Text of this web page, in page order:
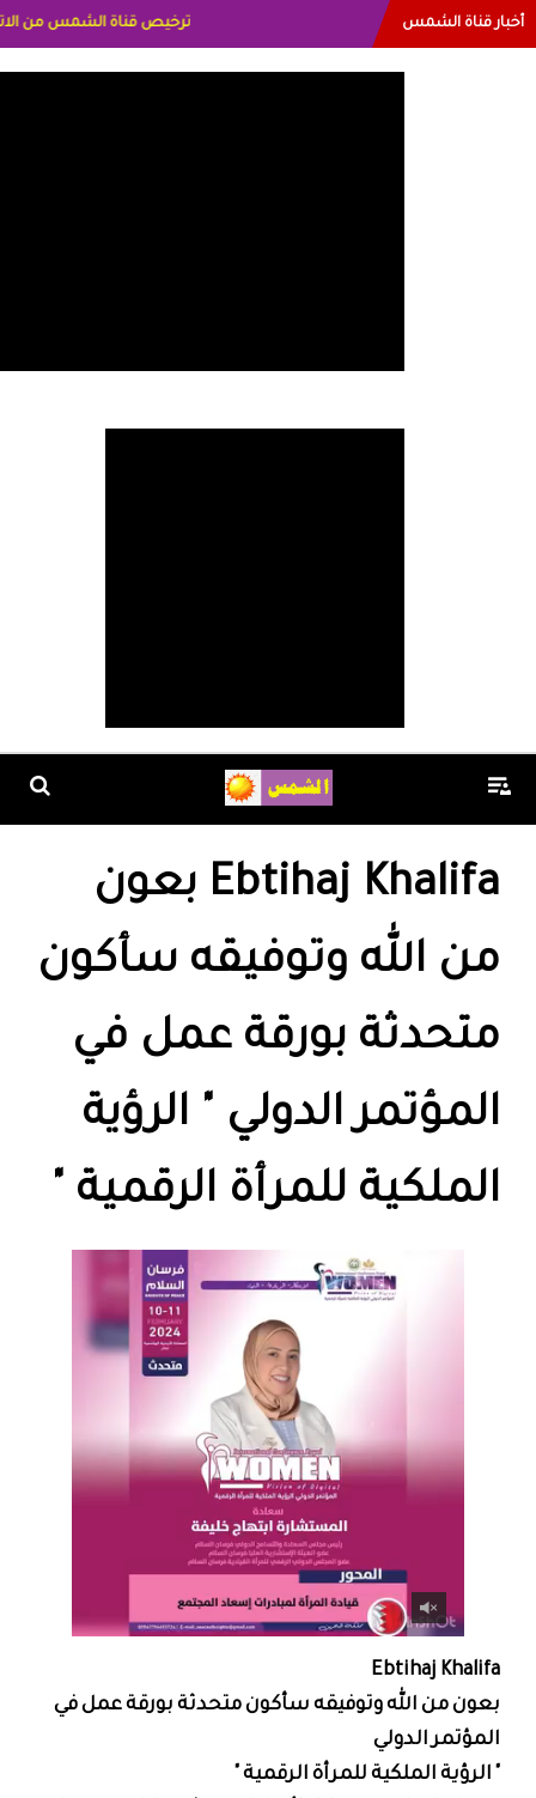
أخبار قناة الشمس
Ebtihaj Khalifa بعون
من الله وتوفيقه سأكون
متحدثة بورقة عمل في
المؤتمر الدولي " الرؤية
الملكية للمرأة الرقمية "
Ebtihaj Khalifa
بعون من الله وتوفيقه سأكون متحدثة بورقة عمل في
المؤتمر الدولي
" الرؤية الملكية للمرأة الرقمية "